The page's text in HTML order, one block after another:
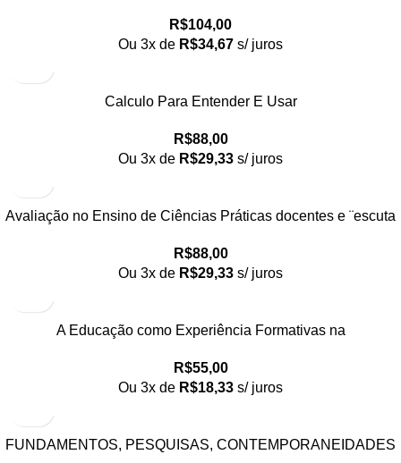
R$104,00
Ou 3x de R$34,67 s/ juros
Calculo Para Entender E Usar
R$88,00
Ou 3x de R$29,33 s/ juros
Avaliação no Ensino de Ciências Práticas docentes e ¨escuta
R$88,00
Ou 3x de R$29,33 s/ juros
A Educação como Experiência Formativas na
R$55,00
Ou 3x de R$18,33 s/ juros
FUNDAMENTOS, PESQUISAS, CONTEMPORANEIDADES